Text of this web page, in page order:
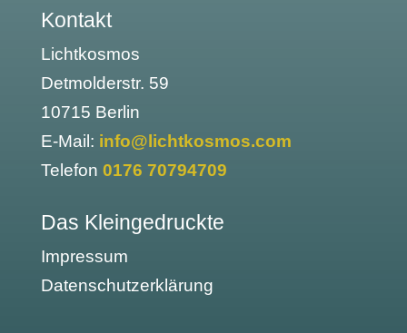
Kontakt
Lichtkosmos
Detmolderstr. 59
10715 Berlin
E-Mail: info@lichtkosmos.com
Telefon 0176 70794709
Das Kleingedruckte
Impressum
Datenschutzerklärung